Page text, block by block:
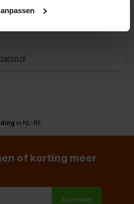
in NL-BE
of korting meer
Abonneer